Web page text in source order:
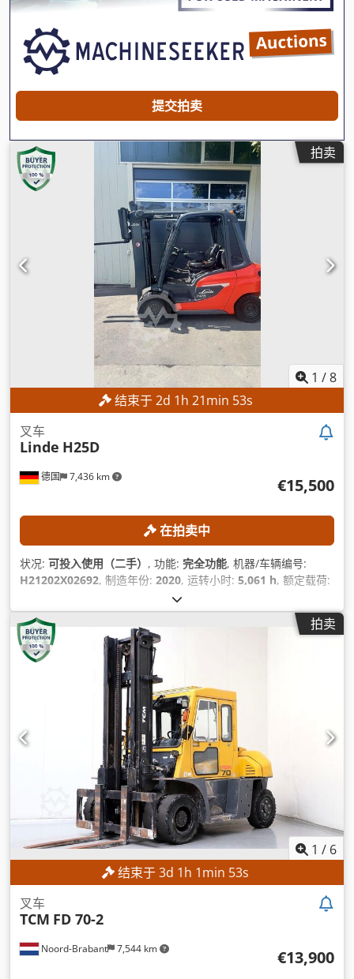
提交拍卖
拍卖
1 /8
结束于2d 1h 21min 50s
德国 7,436 km
叉车
Linde H25D
€15,500
在拍卖中
状况: 可投入使用（二手） , 功能: 完全功能, 机器/车辆编号:
H21202X02692, 制造年份: 2020, 运转小时: 5,061 h, 额定载荷:
4,610 毫米
型:柴油, 桅杆类型:三重式 (triplex), 建筑高度:2,134 毫米,
拍卖
1 / 6
结束于3d 1h 1min 50s
Noord-Brabant 7,544 km
叉车
TCM FD 70-2
€13,900